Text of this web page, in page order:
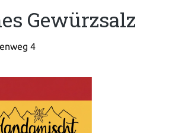
Gewürzsalz
4